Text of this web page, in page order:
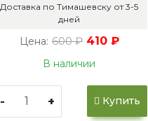
Доставка по Тимашевску от 3-5
дней
Цена: 600 ₽ 410 ₽
В наличии
- + Купить